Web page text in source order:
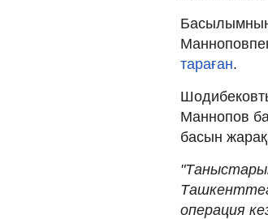
Басылымның
тараған.
Маннопов
басын
операция